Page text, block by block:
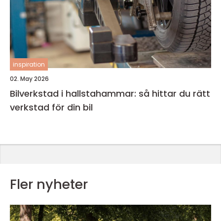
inspiration
02. May 2026
Bilverkstad i hallstahammar: så hittar du rätt
verkstad för din bil
Fler nyheter